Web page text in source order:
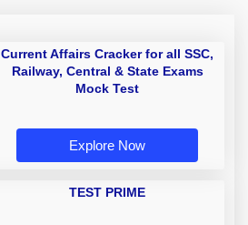
Current Affairs Cracker for all SSC,
Railway, Central & State Exams
Mock Test
Explore Now
TEST PRIME